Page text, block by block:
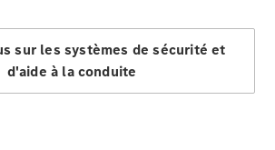
sur les systèmes de sécurité et
d'aide à la conduite